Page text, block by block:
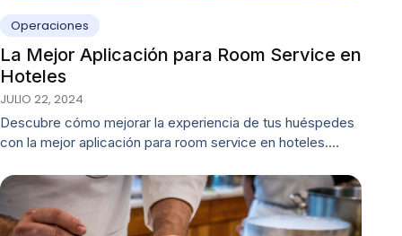
Operaciones
La Mejor Aplicación para Room Service en
Hoteles
JULIO 22, 2024
Descubre cómo mejorar la experiencia de tus huéspedes
con la mejor aplicación para room service en hoteles.…